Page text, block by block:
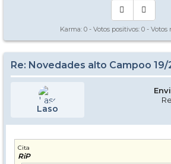
Karma: 0 - Votos positivos: 0 - Votos
Re: Novedades alto Campoo 19/
Laso
Cita
RiP